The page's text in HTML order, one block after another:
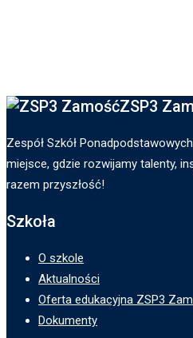
ZSP3
Zespół Szkół
miejsce, gdzie rozwijamy talenty,
razem przyszłość!
Szkoła
O szkole
Aktualności
Oferta edukacyjna ZSP3
Dokumenty